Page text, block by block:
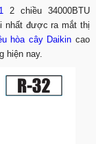
2 chiều 34000BTU
nhất được ra mắt thị
hòa cây Daikin cao
hiện nay.